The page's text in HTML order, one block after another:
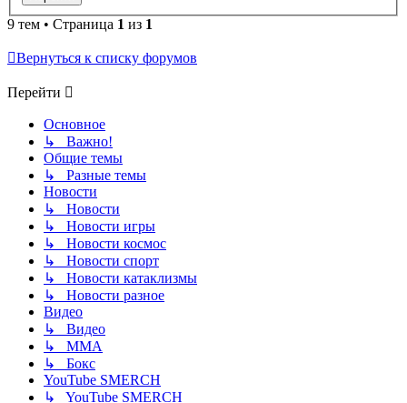
9 тем • Страница 1 из 1
Вернуться к списку форумов
Перейти
Основное
↳ Важно!
Общие темы
↳ Разные темы
Новости
↳ Новости
↳ Новости игры
↳ Новости космос
↳ Новости спорт
↳ Новости катаклизмы
↳ Новости разное
Видео
↳ Видео
↳ ММА
↳ Бокс
YouTube SMERCH
↳ YouTube SMERCH